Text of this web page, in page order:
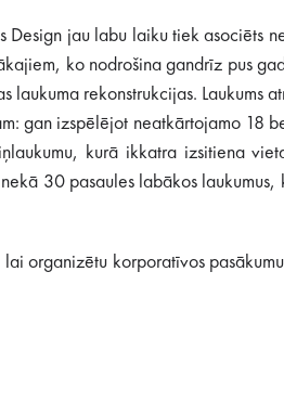
Design jau labu laiku tiek asociēts
ko nodrošina gandrīz pus
rekonstrukcijas. Laukums
gan izspēlējot neatkārtojamo 18
kurā ikkatra izsitiena
30 pasaules labākos laukumus,
organizētu korporatīvos